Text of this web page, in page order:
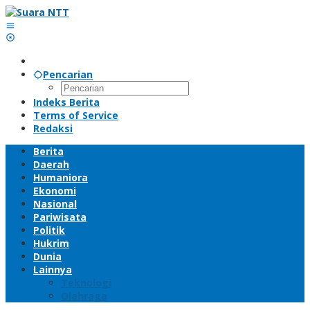
Lewati
ke
konten
Pencarian
Indeks Berita
Terms of Service
Redaksi
Berita
Daerah
Humaniora
Ekonomi
Nasional
Pariwisata
Politik
Hukrim
Dunia
Lainnya
Teknologi
Olahraga